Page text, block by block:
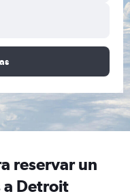
reservar un
a Detroit